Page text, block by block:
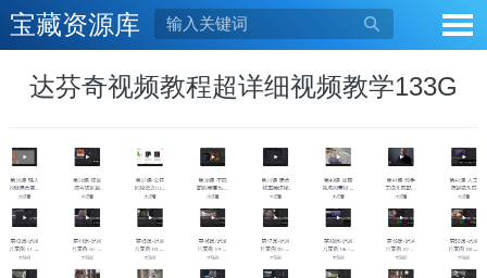
宝藏资源库 
达芬奇视频教程超详细视频教学133G